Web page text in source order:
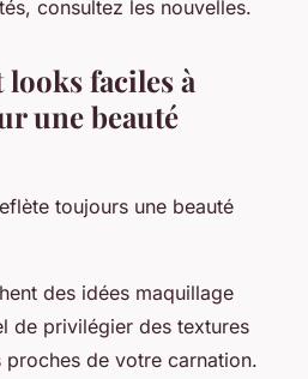
consultez les nouvelles.
faciles à
une beauté
toujours une beauté
des idées maquillage
de privilégier des textures
proches de votre carnation.